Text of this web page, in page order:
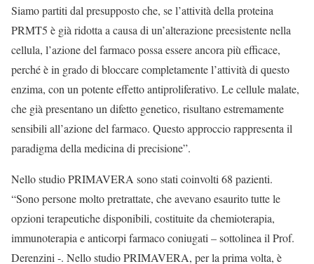
Siamo partiti dal presupposto che, se l’attività della proteina
PRMT5 è già ridotta a causa di un’alterazione preesistente nella
cellula, l’azione del farmaco possa essere ancora più efficace,
perché è in grado di bloccare completamente l’attività di questo
enzima, con un potente effetto antiproliferativo. Le cellule malate,
che già presentano un difetto genetico, risultano estremamente
sensibili all’azione del farmaco. Questo approccio rappresenta il
paradigma della medicina di precisione”.
Nello studio PRIMAVERA sono stati coinvolti 68 pazienti.
“Sono persone molto pretrattate, che avevano esaurito tutte le
opzioni terapeutiche disponibili, costituite da chemioterapia,
immunoterapia e anticorpi farmaco coniugati – sottolinea il Prof.
Derenzini -. Nello studio PRIMAVERA, per la prima volta, è